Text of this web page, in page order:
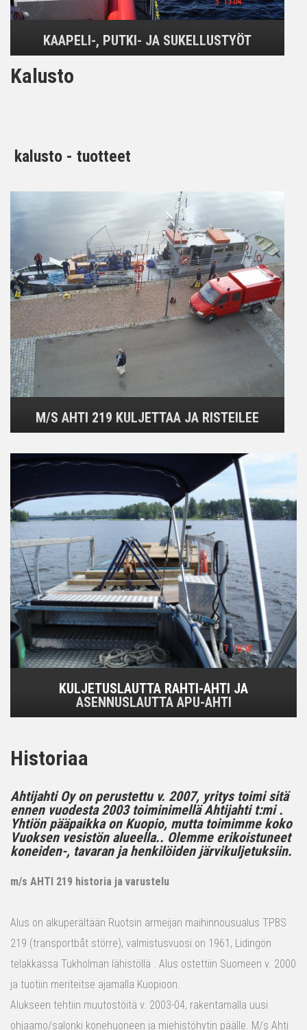
KAAPELI-, PUTKI- JA SUKELLUSTYÖT
Kalusto
kalusto - tuotteet
M/S AHTI 219 KULJETTAA JA RISTEILEE
KULJETUSLAUTTA RAHTI-AHTI JA
ASENNUSLAUTTA APU-AHTI
Historiaa
Ahtijahti Oy on perustettu v. 2007, yritys toimi sitä
ennen vuodesta 2003 toiminimellä Ahtijahti t:mi .
Yhtiön pääpaikka on Kuopio, mutta toimimme koko
Vuoksen vesistön alueella.. Olemme erikoistuneet
koneiden-, tavaran ja henkilöiden järvikuljetuksiin.
m/s AHTI 219 historia ja varustelu
Alus on alkuperältään Ruotsin armeijan maihinnousualus TPBS
219 (transportbåt större), valmistusvuosi on 1961, Lidingön
telakkassa Tukholman lähistöllä . Alus ostettiin Suomeen v. 2000
ja tuotiin meriteitse ajamalla Kuopioon.
Alukseen tehtiin muutostöitä v. 2003-04, rakentamalla uusi
ohjaamo/salonki konehuoneen ja miehistöhytin päälle. M/s Ahti